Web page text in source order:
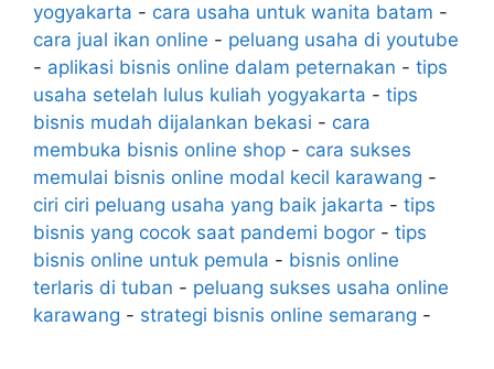
yogyakarta - cara usaha untuk wanita batam -
cara jual ikan online - peluang usaha di youtube
- aplikasi bisnis online dalam peternakan - tips
usaha setelah lulus kuliah yogyakarta - tips
bisnis mudah dijalankan bekasi - cara
membuka bisnis online shop - cara sukses
memulai bisnis online modal kecil karawang -
ciri ciri peluang usaha yang baik jakarta - tips
bisnis yang cocok saat pandemi bogor - tips
bisnis online untuk pemula - bisnis online
terlaris di tuban - peluang sukses usaha online
karawang - strategi bisnis online semarang -